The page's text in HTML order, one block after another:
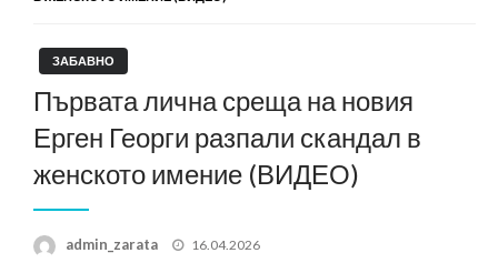
ЗАБАВНО
Първата лична среща на новия
Ерген Георги разпали скандал в
женското имение (ВИДЕО)
admin_zarata
Posted
16.04.2026